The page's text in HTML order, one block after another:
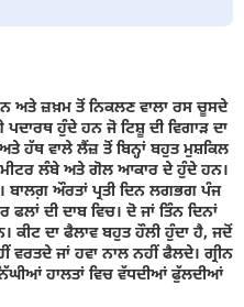
ਅਤੇ ਜ਼ਖ਼ਮ ਤੋਂ ਨਿਕਲਣ ਵਾਲਾ ਰਸ ਚੂਸਦੇ
ਹੁੰਦੇ ਹਨ ਜੋ ਟਿਸ਼ੂ ਦੀ ਵਿਗਾੜ ਦਾ
ਹੱਥ ਵਾਲੇ ਲੈਂਜ਼ ਤੋਂ ਬਿਨ੍ਹਾਂ ਬਹੁਤ ਮੁਸ਼ਕਿਲ
ਲੰਬੇ ਅਤੇ ਗੋਲ ਆਕਾਰ ਦੇ ਹੁੰਦੇ ਹਨ।
ਬਾਲਗ਼ ਔਰਤਾਂ ਪ੍ਰਤੀ ਦਿਨ ਲਗਭਗ ਪੰਜ
ਦੀ ਦਾਬ ਵਿਚ। ਦੋ ਜਾਂ ਤਿੰਨ ਦਿਨਾਂ
ਦਾ ਫੈਲਾਵ ਬਹੁਤ ਹੌਲੀ ਹੁੰਦਾ ਹੈ, ਜਦੋਂ
ਜਾਂ ਹਵਾ ਨਾਲ ਨਹੀਂ ਫੈਲਦੇ। ਗ੍ਰੀਨ
ਹਾਲਤਾਂ ਵਿਚ ਵੱਧਦੀਆਂ ਫੁੱਲਦੀਆਂ